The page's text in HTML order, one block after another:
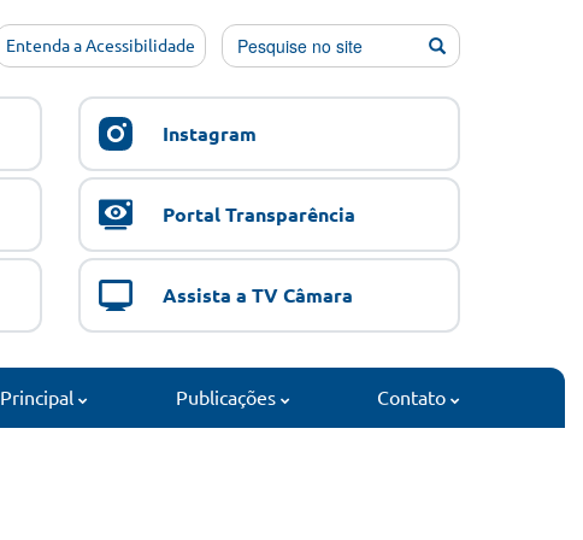
Entenda a Acessibilidade
Instagram
Portal Transparência
Assista a TV Câmara
Principal Publicações Contato